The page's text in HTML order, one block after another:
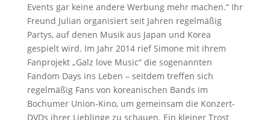
Events gar keine andere Werbung mehr machen.“ Ihr
Freund Julian organisiert seit Jahren regelmäßig
Partys, auf denen Musik aus Japan und Korea
gespielt wird. Im Jahr 2014 rief Simone mit ihrem
Fanprojekt „Galz love Music“ die sogenannten
Fandom Days ins Leben – seitdem treffen sich
regelmäßig Fans von koreanischen Bands im
Bochumer Union-Kino, um gemeinsam die Konzert-
DVDs ihrer Lieblinge zu schauen. Ein kleiner Trost